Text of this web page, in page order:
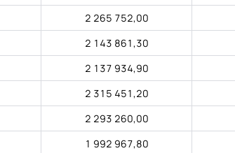
2 265 752,00
2 143 861,30
2 137 934,90
2 315 451,20
2 293 260,00
1 992 967,80